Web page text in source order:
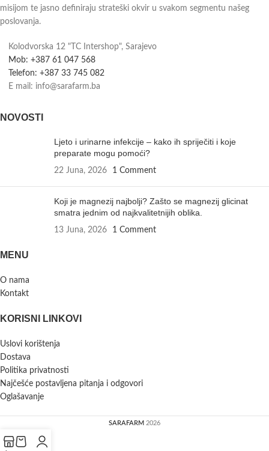
misijom te jasno definiraju strateški okvir u svakom segmentu našeg
poslovanja.
Kolodvorska 12 "TC Intershop", Sarajevo
Mob: +387 61 047 568
Telefon: +387 33 745 082
E mail: info@sarafarm.ba
NOVOSTI
Ljeto i urinarne infekcije – kako ih spriječiti i koje
preparate mogu pomoći?
22 Juna, 2026 1 Comment
Koji je magnezij najbolji? Zašto se magnezij glicinat
smatra jednim od najkvalitetnijih oblika.
13 Juna, 2026 1 Comment
MENU
O nama
Kontakt
KORISNI LINKOVI
Uslovi korištenja
Dostava
Politika privatnosti
Najčešće postavljena pitanja i odgovori
Oglašavanje
SARAFARM 2026